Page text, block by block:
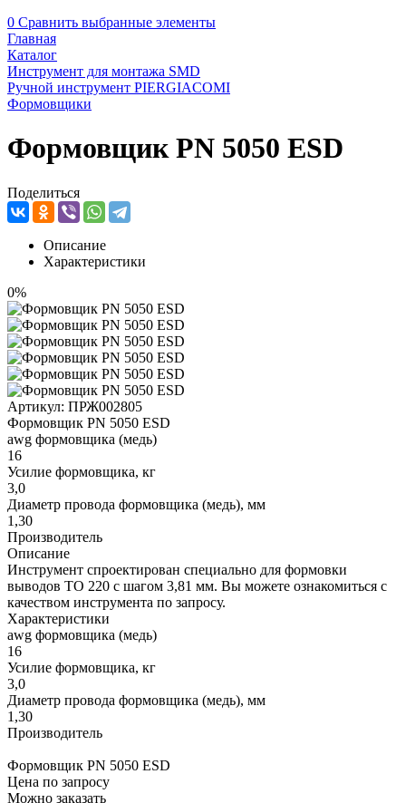
0 Сравнить выбранные элементы
Главная
Каталог
Инструмент для монтажа SMD
Ручной инструмент PIERGIACOMI
Формовщики
Формовщик PN 5050 ESD
Поделиться
Описание
Характеристики
0%
Артикул: ПРЖ002805
Формовщик PN 5050 ESD
awg формовщика (медь)
16
Усилие формовщика, кг
3,0
Диаметр провода формовщика (медь), мм
1,30
Производитель
Описание
Инструмент спроектирован специально для формовки
выводов TO 220 c шагом 3,81 мм. Вы можете ознакомиться с
качеством инструмента по запросу.
Характеристики
awg формовщика (медь)
16
Усилие формовщика, кг
3,0
Диаметр провода формовщика (медь), мм
1,30
Производитель
Формовщик PN 5050 ESD
Цена по запросу
Можно заказать